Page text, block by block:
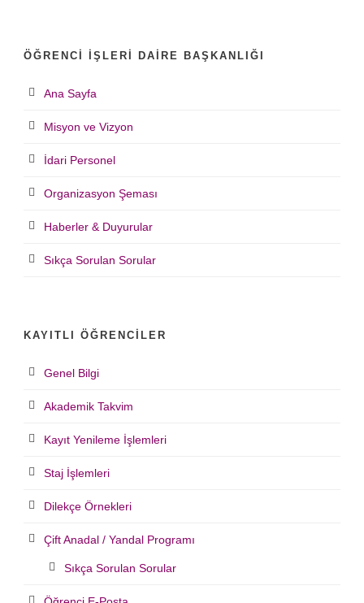
ÖĞRENCI İŞLERI DAIRE BAŞKANLIĞI
Ana Sayfa
Misyon ve Vizyon
İdari Personel
Organizasyon Şeması
Haberler & Duyurular
Sıkça Sorulan Sorular
KAYITLI ÖĞRENCILER
Genel Bilgi
Akademik Takvim
Kayıt Yenileme İşlemleri
Staj İşlemleri
Dilekçe Örnekleri
Çift Anadal / Yandal Programı
Sıkça Sorulan Sorular